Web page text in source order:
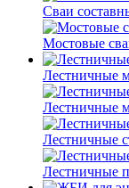
Сваи
Мостовые
Лестничные
Лестничные
Лестничные
Лестничные